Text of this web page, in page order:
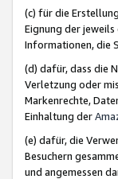
(c) für die
Eignung der
Informationen, die
(d) dafür, dass die
Verletzung oder
Markenrechte,
Einhaltung der
(e) dafür, die
Besuchern
und angemessen